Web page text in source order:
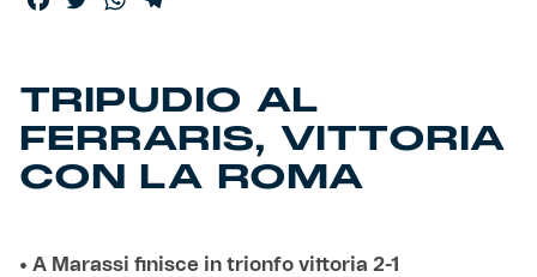
TRIPUDIO AL
FERRARIS, VITTORIA
CON LA ROMA
• A Marassi finisce in trionfo vittoria 2-1